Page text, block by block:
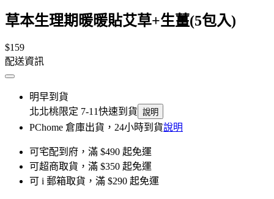
草本生理期暖暖貼艾草+生薑(5包入)
$159
配送資訊
明早到貨
北北桃限定 7-11快速到貨 說明
PChome 倉庫出貨，24小時到貨說明
可宅配到府，滿 $490 起免運
可超商取貨，滿 $350 起免運
可 i 郵箱取貨，滿 $290 起免運